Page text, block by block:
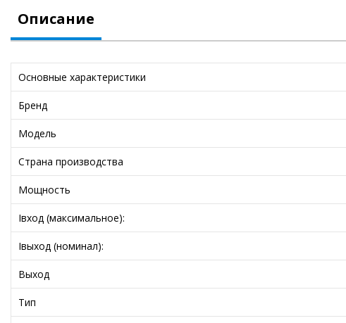
Описание
Основные характеристики
Бренд
Модель
Страна производства
Мощность
Iвход (максимальное):
Iвыход (номинал):
Выход
Тип